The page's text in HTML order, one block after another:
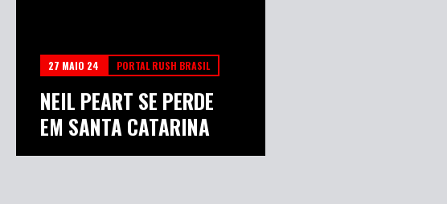
27 MAIO 24 PORTAL RUSH BRASIL
NEIL PEART SE PERDE
EM SANTA CATARINA